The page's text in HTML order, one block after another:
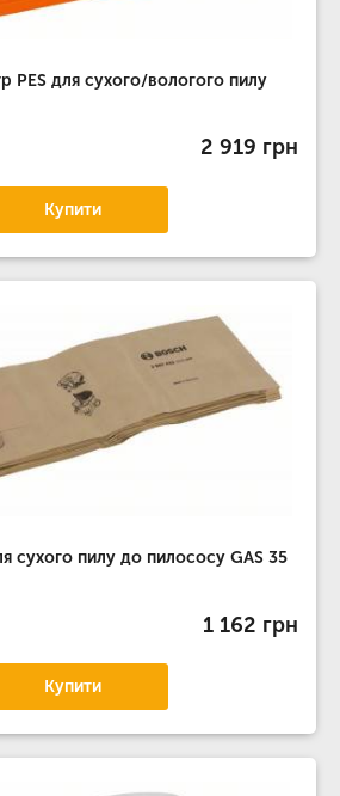
PES для сухого/вологого пилу
2 919 грн
Купити
сухого пилу до пилососу GAS 35
1 162 грн
Купити